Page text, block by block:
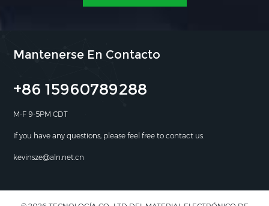
Mantenerse En Contacto
+86 15960789288
M-F 9-5PM CDT
If you have any questions, please feel free to contact us.
kevinsze@aln.net.cn